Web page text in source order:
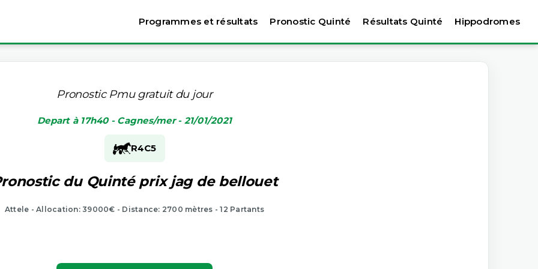
Programmes et résultats Pronostic Quinté Résultats Quinté Hippodromes
Pronostic Pmu gratuit du jour
Depart à 17h40 - Cagnes/mer - 21/01/2021
R4C5
du Quinté prix jag de bellouet
Attele - Allocation: 39000€ - Distance: 2700 mètres - 12 Partants